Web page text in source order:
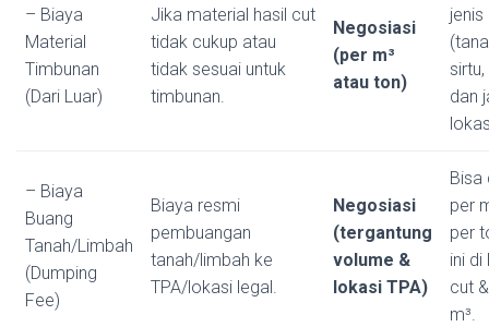
– Biaya
Material
Timbunan
(Dari Luar)
Jika material hasil cut
tidak cukup atau
tidak sesuai untuk
timbunan.
Negosiasi
(per m³
atau ton)
sirtu,
dan
– Biaya
Buang
Tanah/Limbah
(Dumping
Fee)
Biaya resmi
pembuangan
tanah/limbah ke
TPA/lokasi legal.
Negosiasi
(tergantung
volume &
lokasi TPA)
Bisa
per
per
ini di
cut
m³.